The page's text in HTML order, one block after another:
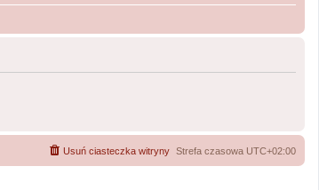
Strefa czasowa UTC+02:00
Usuń ciasteczka witryny